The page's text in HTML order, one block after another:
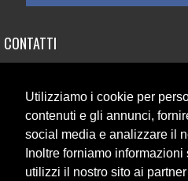
Utilizziamo i cookie per
contenuti e gli annunci,
social media e analizzare il
Inoltre forniamo
utilizzi il nostro sito ai
CONTATTI
info@campionando.it